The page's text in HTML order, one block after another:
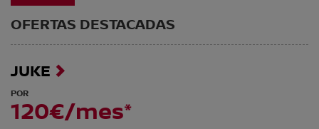
OFERTAS DESTACADAS
JUKE
POR
120€/mes*